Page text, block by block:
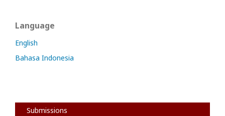
Language
English
Bahasa Indonesia
Submissions